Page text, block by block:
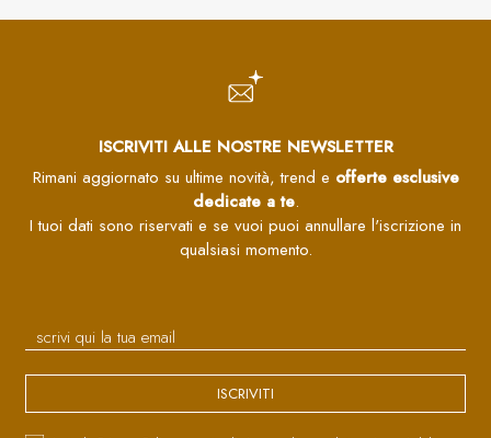
ISCRIVITI ALLE NOSTRE NEWSLETTER
Rimani aggiornato su ultime novità, trend e offerte esclusive
dedicate a te.
I tuoi dati sono riservati e se vuoi puoi annullare l'iscrizione in
qualsiasi momento.
ISCRIVITI